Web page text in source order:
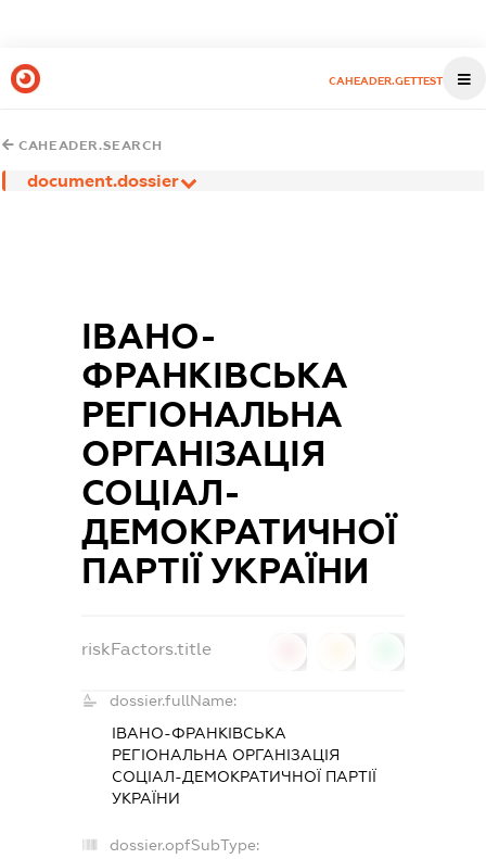
CAHEADER.GETTEST
CAHEADER.SEARCH
document.dossier
ІВАНО-
ФРАНКІВСЬКА
РЕГІОНАЛЬНА
ОРГАНІЗАЦІЯ
СОЦІАЛ-
ДЕМОКРАТИЧНОЇ
ПАРТІЇ УКРАЇНИ
riskFactors.title
dossier.fullName:
ІВАНО-ФРАНКІВСЬКА
РЕГІОНАЛЬНА ОРГАНІЗАЦІЯ
СОЦІАЛ-ДЕМОКРАТИЧНОЇ ПАРТІЇ
УКРАЇНИ
dossier.opfSubType: